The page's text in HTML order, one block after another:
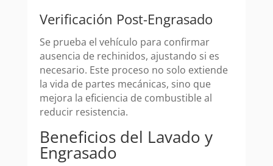
Verificación Post-Engrasado
Se prueba el vehículo para confirmar
ausencia de rechinidos, ajustando si es
necesario. Este proceso no solo extiende
la vida de partes mecánicas, sino que
mejora la eficiencia de combustible al
reducir resistencia.
Beneficios del Lavado y
Engrasado